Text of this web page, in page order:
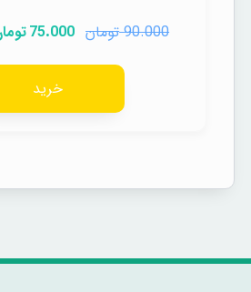
90.000 تومان 75.000
خرید